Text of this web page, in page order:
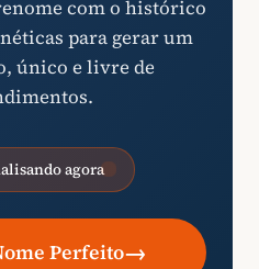
com o histórico
para gerar um
único e livre de
agora
Perfeito→